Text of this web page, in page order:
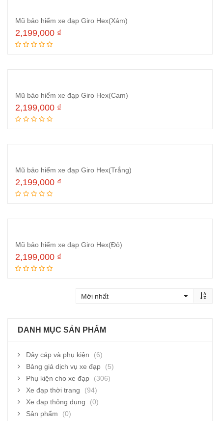
Mũ bảo hiểm xe đạp Giro Hex(Xám)
2,199,000 ₫
Mũ bảo hiểm xe đạp Giro Hex(Cam)
2,199,000 ₫
Mũ bảo hiểm xe đạp Giro Hex(Trắng)
2,199,000 ₫
Mũ bảo hiểm xe đạp Giro Hex(Đỏ)
2,199,000 ₫
DANH MỤC SẢN PHẨM
Dây cáp và phụ kiện
(6)
Bảng giá dịch vụ xe đạp
(5)
Phụ kiện cho xe đạp
(306)
Xe đạp thời trang
(94)
Xe đạp thông dụng
(0)
Sản phẩm
(0)